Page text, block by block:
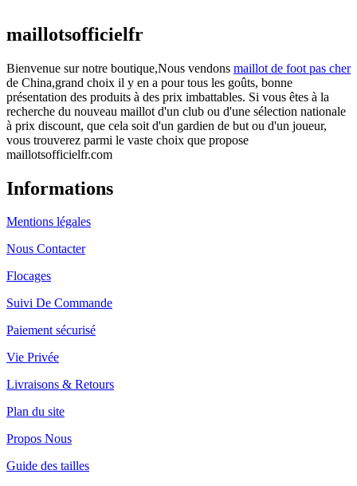
maillotsofficielfr
Bienvenue sur notre boutique,Nous vendons maillot de foot pas cher
de China,grand choix il y en a pour tous les goûts, bonne
présentation des produits à des prix imbattables. Si vous êtes à la
recherche du nouveau maillot d'un club ou d'une sélection nationale
à prix discount, que cela soit d'un gardien de but ou d'un joueur,
vous trouverez parmi le vaste choix que propose
maillotsofficielfr.com
Informations
Mentions légales
Nous Contacter
Flocages
Suivi De Commande
Paiement sécurisé
Vie Privée
Livraisons & Retours
Plan du site
Propos Nous
Guide des tailles